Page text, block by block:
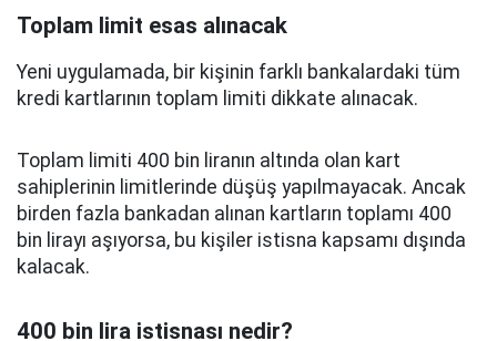
Toplam limit esas alınacak
Yeni uygulamada, bir kişinin farklı bankalardaki tüm
kredi kartlarının toplam limiti dikkate alınacak.
Toplam limiti 400 bin liranın altında olan kart
sahiplerinin limitlerinde düşüş yapılmayacak. Ancak
birden fazla bankadan alınan kartların toplamı 400
bin lirayı aşıyorsa, bu kişiler istisna kapsamı dışında
kalacak.
400 bin lira istisnası nedir?